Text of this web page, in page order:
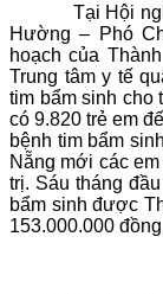
Tại Hội
Hường – Phó
hoạch của
Trung tâm y tế
tim bẩm sinh cho
có 9.820 trẻ em
bệnh tim bẩm
Nẵng mới các
trị. Sáu tháng
bẩm sinh được
153.000.000